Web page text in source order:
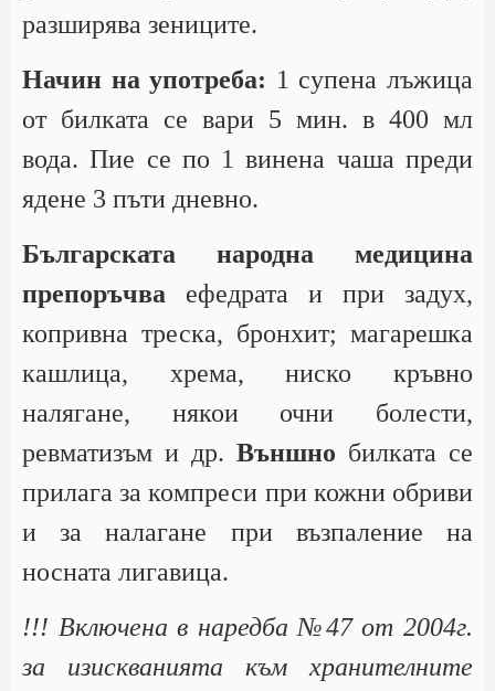
разширява зениците.
Начин на употреба: 1 супена лъжица
от билката се вари 5 мин. в 400 мл
вода. Пие се по 1 винена чаша преди
ядене 3 пъти дневно.
Българската народна медицина
препоръчва ефедрата и при задух,
копривна треска, бронхит; магарешка
кашлица, хрема, ниско кръвно
налягане, някои очни болести,
ревматизъм и др. Външно билката се
прилага за компреси при кожни обриви
и за налагане при възпаление на
носната лигавица.
!!! Включена в наредба №47 от 2004г.
за изискванията към хранителните